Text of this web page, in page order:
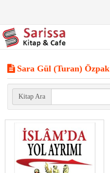
Sara Gül (Turan) Özpak
Kitap Ara